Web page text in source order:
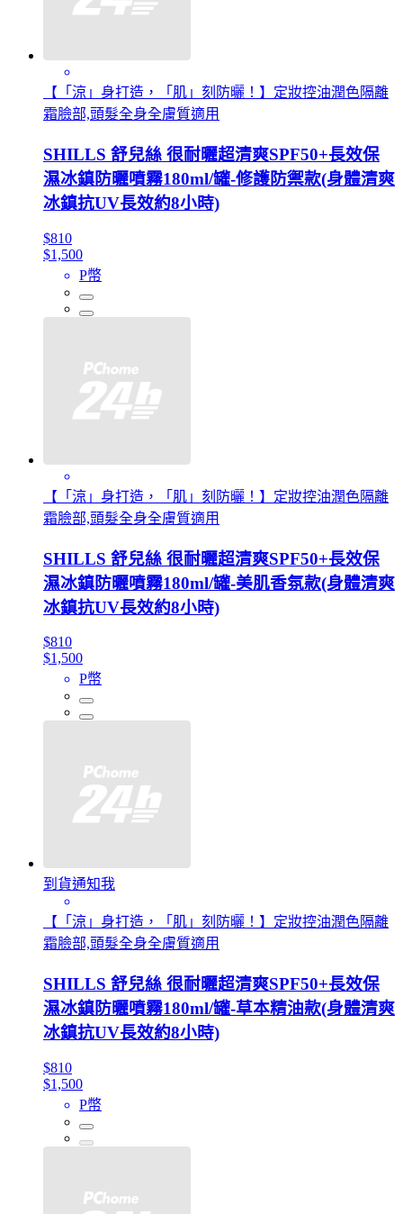
【「涼」身打造，「肌」刻防曬！】定妝控油潤色隔離
霜臉部,頭髮全身全膚質適用
SHILLS 舒兒絲 很耐曬超清爽SPF50+長效保
濕冰鎮防曬噴霧180ml/罐-修護防禦款(身體清爽
冰鎮抗UV長效約8小時)
$810
$1,500
P幣
【「涼」身打造，「肌」刻防曬！】定妝控油潤色隔離
霜臉部,頭髮全身全膚質適用
SHILLS 舒兒絲 很耐曬超清爽SPF50+長效保
濕冰鎮防曬噴霧180ml/罐-美肌香氛款(身體清爽
冰鎮抗UV長效約8小時)
$810
$1,500
P幣
到貨通知我
【「涼」身打造，「肌」刻防曬！】定妝控油潤色隔離
霜臉部,頭髮全身全膚質適用
SHILLS 舒兒絲 很耐曬超清爽SPF50+長效保
濕冰鎮防曬噴霧180ml/罐-草本精油款(身體清爽
冰鎮抗UV長效約8小時)
$810
$1,500
P幣